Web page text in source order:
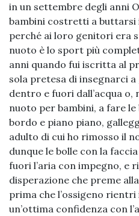
in un settembre degli anni
bambini costretti a buttarsi
perché ai loro genitori era
nuoto è lo sport più
anni quando fui iscritta al
sola pretesa di insegnarci
dentro e fuori dall’acqua
nuoto per bambini, a fare
bordo e piano piano,
adulto di cui ho rimosso il
dunque le bolle con la
fuori l’aria con impegno, e
disperazione che preme
prima che l’ossigeno
un’ottima confidenza con